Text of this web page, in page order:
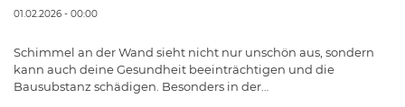
01.02.2026 - 00:00
Schimmel an der Wand sieht nicht nur unschön aus, sondern
kann auch deine Gesundheit beeinträchtigen und die
Bausubstanz schädigen. Besonders in der…